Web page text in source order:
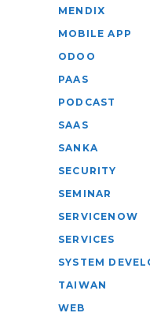
MENDIX
MOBILE APP
ODOO
PAAS
PODCAST
SAAS
SANKA
SECURITY
SEMINAR
SERVICENOW
SERVICES
SYSTEM
TAIWAN
WEB